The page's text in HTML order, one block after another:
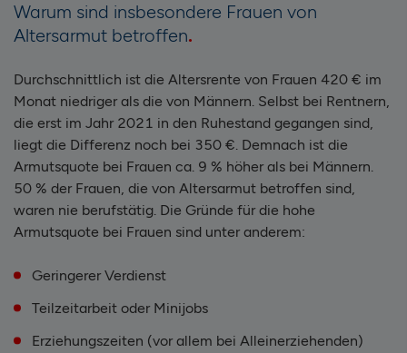
Warum sind insbesondere Frauen von
Altersarmut betroffen
Durchschnittlich ist die Altersrente von Frauen 420 € im
Monat niedriger als die von Männern. Selbst bei Rentnern,
die erst im Jahr 2021 in den Ruhestand gegangen sind,
liegt die Differenz noch bei 350 €. Demnach ist die
Armutsquote bei Frauen ca. 9 % höher als bei Männern.
50 % der Frauen, die von Altersarmut betroffen sind,
waren nie berufstätig. Die Gründe für die hohe
Armutsquote bei Frauen sind unter anderem:
Geringerer Verdienst
Teilzeitarbeit oder Minijobs
Erziehungszeiten (vor allem bei Alleinerziehenden)